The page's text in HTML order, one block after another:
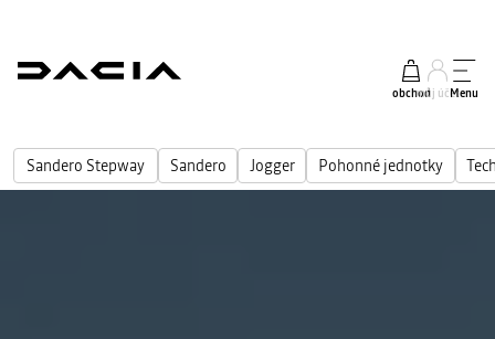
obchodmůj účetMenu
Sandero Stepway Sandero Jogger Pohonné jednotky